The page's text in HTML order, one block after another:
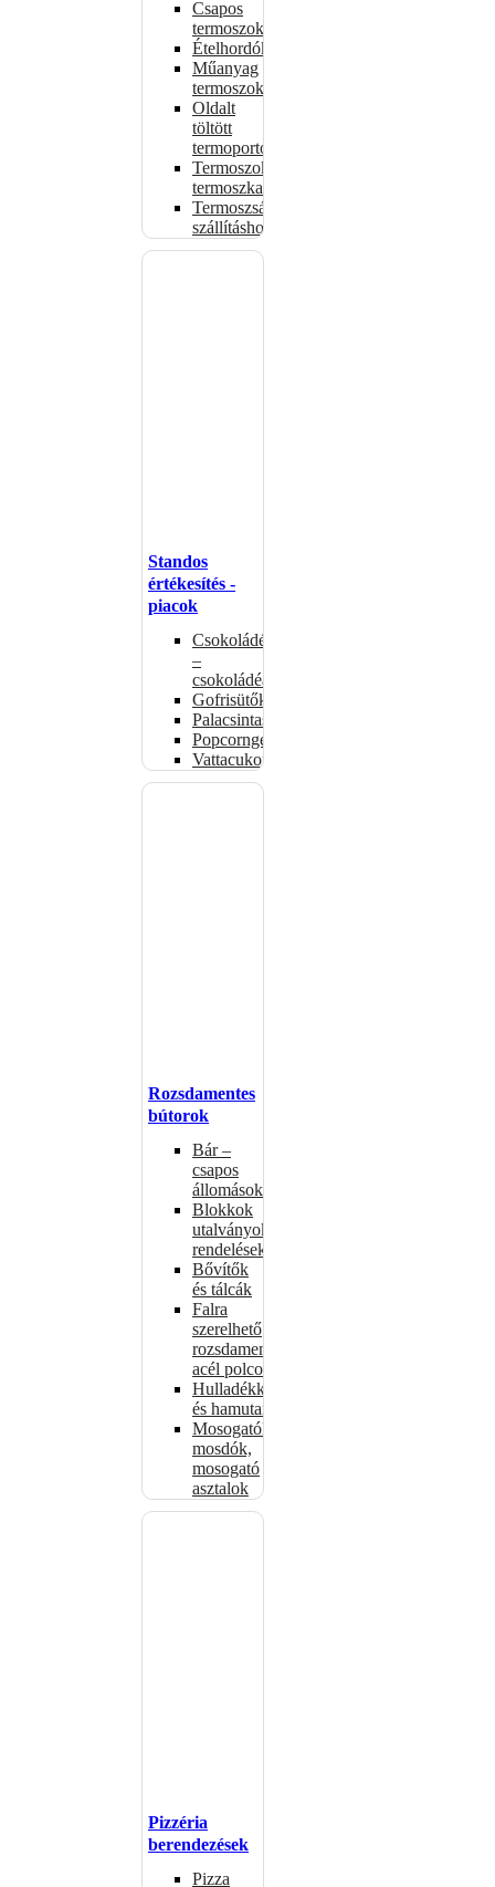
Csapos
termoszok
Ételhordók
Műanyag
termoszok
Oldalt
töltött
termoportok
Termoszok,
termoszkannák
Termoszsákok
szállításhoz
Standos
értékesítés -
piacok
Csokoládémelegítők
–
csokoládéadagolók
Gofrisütők
Palacsintasütők
Popcorngépek
Vattacukorgép
Rozsdamentes
bútorok
Bár –
csapos
állomások
Blokkok
utalványokhoz,
rendelésekhez
Bővítők
és tálcák
Falra
szerelhető
rozsdamentes
acél polcok
Hulladékkosarak
és hamutartók
Mosogatók,
mosdók,
mosogató
asztalok
Pizzéria
berendezések
Pizza